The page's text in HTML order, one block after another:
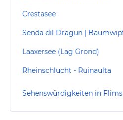
Crestasee
Laaxersee (Lag Grond)
Rheinschlucht - Ruinaulta
Sehenswürdigkeiten in Flims